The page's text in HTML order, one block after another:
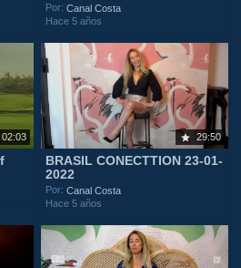
Por:Canal Costa
Hace 5 años
02:03 29:50
BRASIL CONECTTION 23-01-
2022
Por:Canal Costa
Hace 5 años